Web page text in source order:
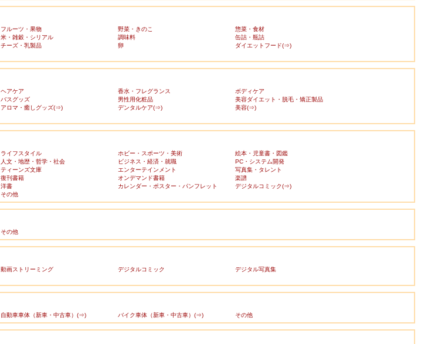
フルーツ・果物 野菜・きのこ
惣菜・食材
米・雑穀・シリアル 調味料
缶詰・瓶詰
チーズ・乳製品 卵
ダイエットフード(⇒)
ヘアケア 香水・フレグランス
ボディケア
バスグッズ 男性用化粧品
美容ダイエット・脱毛・矯正製品
アロマ・癒しグッズ(⇒) デンタルケア(⇒)
美容(⇒)
ライフスタイル ホビー・スポーツ・美術
絵本・児童書・図鑑
人文・地歴・哲学・社会 ビジネス・経済・就職
PC・システム開発
ティーンズ文庫 エンターテインメント
写真集・タレント
復刊書籍 オンデマンド書籍
楽譜
洋書 カレンダー・ポスター・パンフレット
デジタルコミック(⇒)
その他
その他
動画ストリーミング デジタルコミック
デジタル写真集
自動車車体（新車・中古車）(⇒) バイク車体（新車・中古車）(⇒) その他